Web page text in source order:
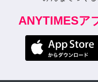
ANYTIMESア